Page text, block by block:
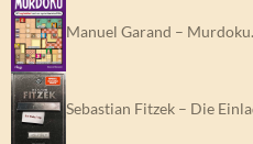
Manuel Garand –
Sebastian Fitzek – Die